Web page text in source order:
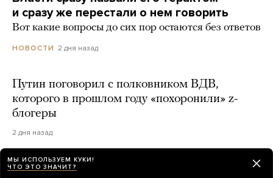
и сразу же перестали о нем говорить
Вот какие вопросы до сих пор остаются без ответов
НОВОСТИ 2 дня назад
Путин поговорил с полковником ВДВ,
которого в прошлом году «похоронили» z-
блогеры
2 дня назад
В Москве прозвучал громкий взрыв. Его
МЫ ИСПОЛЬЗУЕМ КУКИ!
ЧТО ЭТО ЗНАЧИТ?